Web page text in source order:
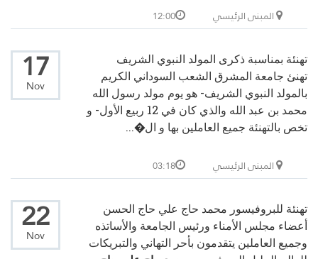
المبنى الرئيسي 12:00
17
Nov
تهنئة بمناسبة ذكرى المولد النبوي الشريف
تهنئ جامعة المشرق الشعب السوداني الكريم
بالمولد النبوي الشريف- هو يوم مولد رسول الله
محمد بن عبد الله والذي كان في 12 ربيع الأول- و
تخص بالتهنئة جميع العاملين بها و ال�...
المبنى الرئيسي 03:18
22
Nov
تهنئة للبروفيسور محمد حاج علي حاج الحسن
أعضاء مجلس الأمناء ورئيس الجامعة والأساتذه
وجميع العاملين يتقدمون بأحر التهاني والتبريكات